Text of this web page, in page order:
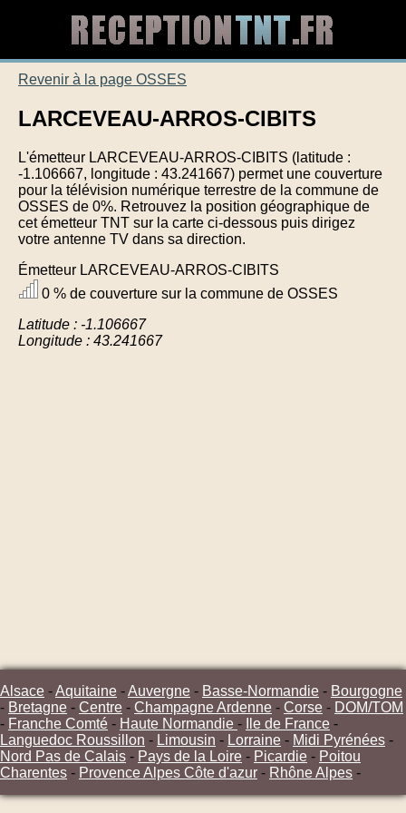
Revenir à la page OSSES
LARCEVEAU-ARROS-CIBITS
L'émetteur LARCEVEAU-ARROS-CIBITS (latitude :
-1.106667, longitude : 43.241667) permet une couverture
pour la télévision numérique terrestre de la commune de
OSSES de 0%. Retrouvez la position géographique de
cet émetteur TNT sur la carte ci-dessous puis dirigez
votre antenne TV dans sa direction.
Émetteur LARCEVEAU-ARROS-CIBITS
0 % de couverture sur la commune de OSSES
Latitude : -1.106667
Longitude : 43.241667
Alsace -Aquitaine -Auvergne - Basse-Normandie - Bourgogne
- Bretagne - Centre - Champagne Ardenne - Corse - DOM/TOM
- Franche Comté - Haute Normandie - Ile de France -
Languedoc Roussillon - Limousin - Lorraine - Midi Pyrénées -
Nord Pas de Calais - Pays de la Loire - Picardie - Poitou
Charentes - Provence Alpes Côte d'azur - Rhône Alpes -